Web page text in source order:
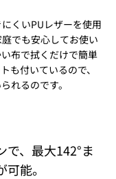
くいPUレザーを使用
でも安心してお使い
布で拭くだけで簡単
も付いているので、
れるのです。
で、最大142°ま
能。